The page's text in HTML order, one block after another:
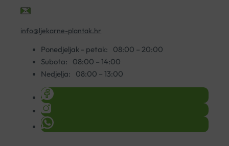
info@ljekarne-plantak.hr
Ponedjeljak - petak:
08:00 – 20:00
Subota:
08:00 – 14:00
Nedjelja:
08:00 – 13:00